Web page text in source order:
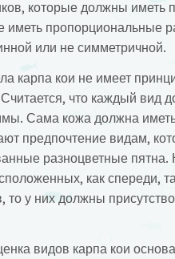
которые должны иметь
иметь пропорциональные
или не симметричной.
карпа кои не имеет
что каждый вид
Сама кожа должна
предпочтение видам,
разноцветные
как спереди,
то у них должны
видов карпа кои